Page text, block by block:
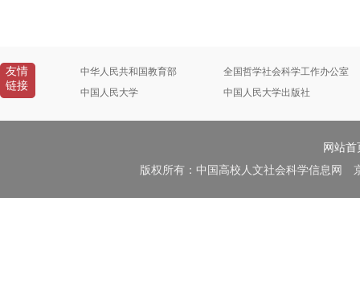
友情
链接
中华人民共和国教育部
全国哲学社会科学工作办公室
中国人民大学
中国人民大学出版社
网站首
版权所有：中国高校人文社会科学信息网